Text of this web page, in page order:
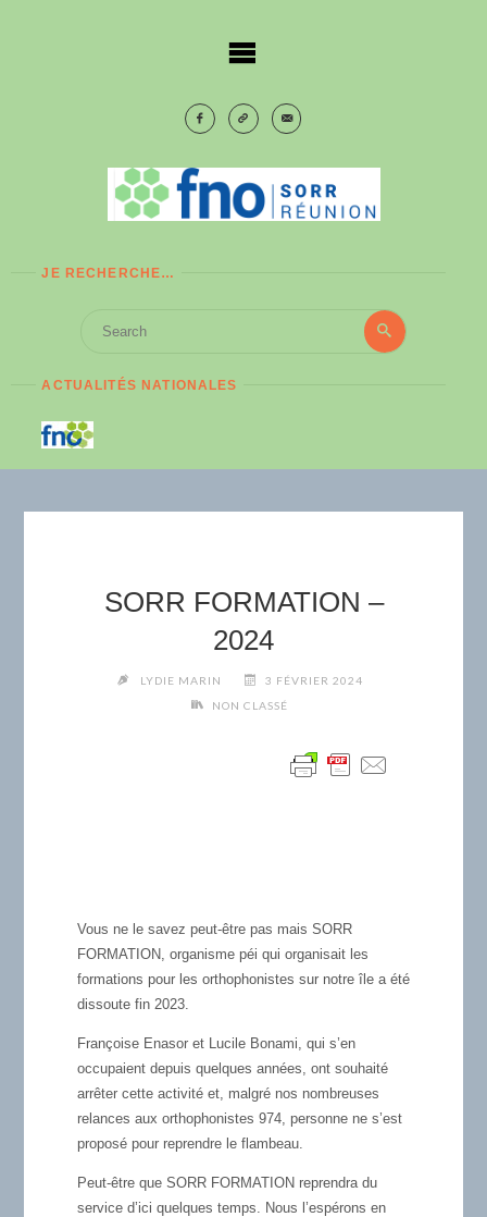
JE RECHERCHE…
Search
Search
ACTUALITÉS NATIONALES
SORR FORMATION –
2024
LYDIE MARIN
3 FÉVRIER 2024
NON CLASSÉ
Vous ne le savez peut-être pas mais SORR
FORMATION, organisme péi qui organisait les
formations pour les orthophonistes sur notre île a été
dissoute fin 2023.
Françoise Enasor et Lucile Bonami, qui s’en
occupaient depuis quelques années, ont souhaité
arrêter cette activité et, malgré nos nombreuses
relances aux orthophonistes 974, personne ne s’est
proposé pour reprendre le flambeau.
Peut-être que SORR FORMATION reprendra du
service d’ici quelques temps. Nous l’espérons en